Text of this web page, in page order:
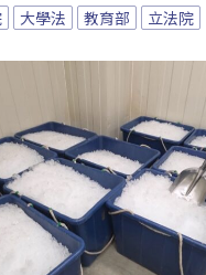
大學法 教育部 立法院